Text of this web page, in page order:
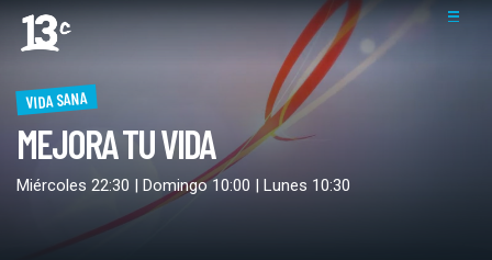
VIDA SANA
MEJORA TU VIDA
Miércoles 22:30 | Domingo 10:00 | Lunes 10:30